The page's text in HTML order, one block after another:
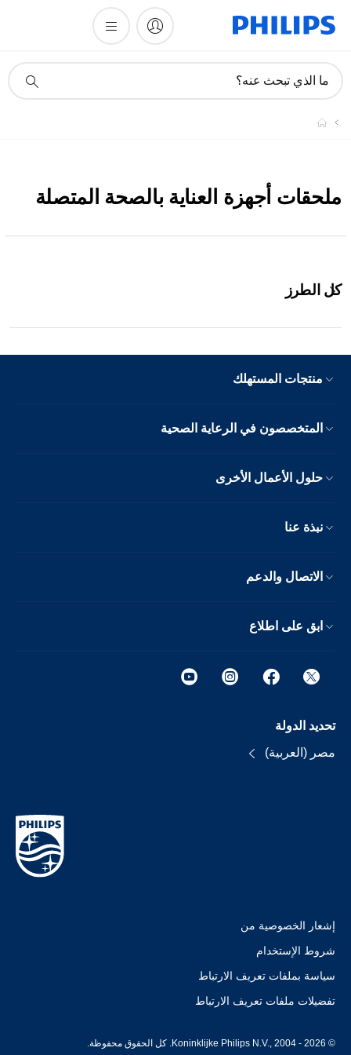
دعم
ما الذي تبحث عنه؟
ملحقات أجهزة العناية بالصحة المتصلة
كل الطرز
منتجات المستهلك
المتخصصون في الرعاية الصحية
حلول الأعمال الأخرى
نبذة عنا
الاتصال والدعم
ابق على اطلاع
تحديد الدولة
مصر (العربية)
إشعار الخصوصية من
شروط الإستخدام
سياسة بملفات تعريف الارتباط
تفضيلات ملفات تعريف الارتباط
© Koninklijke Philips N.V., 2004 - 2026. كل الحقوق محفوظة.